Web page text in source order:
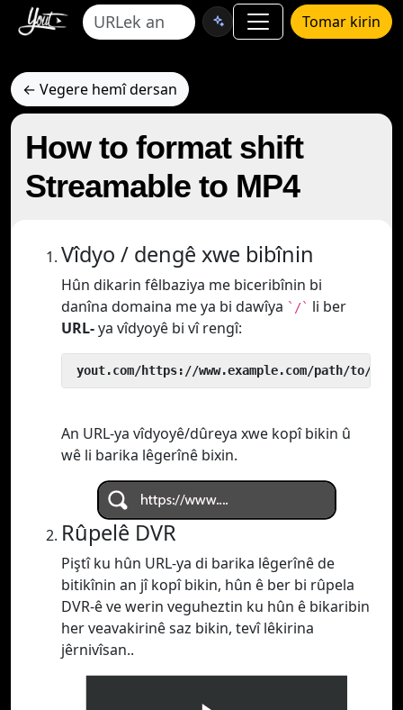
Tomar kirin
← Vegere hemî dersan
How to format shift
Streamable to MP4
Vîdyo / dengê xwe bibînin
Hûn dikarin fêlbaziya me biceribînin bi
danîna domaina me ya bi dawîya `/` li ber
URL-ya vîdyoyê bi vî rengî:
yout.com/https://www.example.com/path/to/
An URL-ya vîdyoyê/dûreya xwe kopî bikin û
wê li barika lêgerînê bixin.
Rûpelê DVR
Piştî ku hûn URL-ya di barika lêgerînê de
bitikînin an jî kopî bikin, hûn ê ber bi rûpela
DVR-ê ve werin veguheztin ku hûn ê bikaribin
her veavakirinê saz bikin, tevî lêkirina
jêrnivîsan..